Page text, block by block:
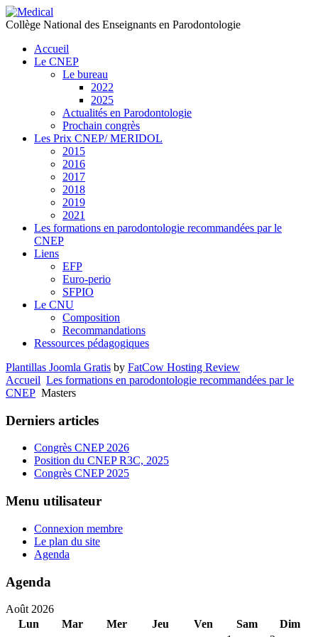
Collège National des Enseignants en Parodontologie
Accueil
Le CNEP
Le bureau
2022
2025
Actualités en Parodontologie
Prochain congrès
Les Prix CNEP/ MERIDOL
2015
2016
2017
2018
2019
2021
Les formations en parodontologie recommandées par le
CNEP
Liens
EFP
Euro-perio
SFPIO
Le CNU
Composition
Recommandations
Ressources pédagogiques
Plantillas Joomla Gratis by FatCow Hosting Review
Accueil Les formations en parodontologie recommandées par le
CNEP Masters
Derniers articles
Congrès CNEP 2026
Position du CNEP R3C, 2025
Congrès CNEP 2025
Menu utilisateur
Connexion membre
Le plan du site
Agenda
Agenda
précédente
précédent
suivante
suivant
Août 2026
Lun
Mar Mer Jeu Ven Sam
Dim